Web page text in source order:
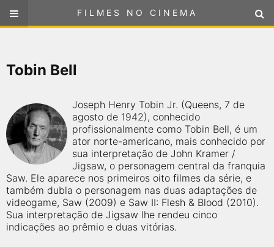
FILMES NO CINEMA
ou
Tobin Bell
Joseph Henry Tobin Jr. (Queens, 7 de
agosto de 1942), conhecido
profissionalmente como Tobin Bell, é um
ator norte-americano, mais conhecido por
sua interpretação de John Kramer /
Jigsaw, o personagem central da franquia
Saw. Ele aparece nos primeiros oito filmes da série, e
também dubla o personagem nas duas adaptações de
videogame, Saw (2009) e Saw II: Flesh & Blood (2010).
Sua interpretação de Jigsaw lhe rendeu cinco
indicações ao prêmio e duas vitórias.
FILMES NO CINEMA
PRÓXIMOS LANÇAMENTOS
GÊNEROS
NOTÍCIAS
PÁGINA INICIAL